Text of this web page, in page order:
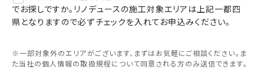
でお探しですか。リノデュースの施工対象エリアは上記一都四
県となりますので必ずチェックを入れてお申込みください。
※一部対象外のエリアがございます、まずはお気軽にご相談ください。ま
た当社の個人情報の取扱規程について同意される方のみ送信できます。